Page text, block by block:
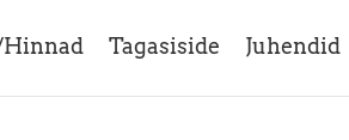
Tagasiside Juhendid